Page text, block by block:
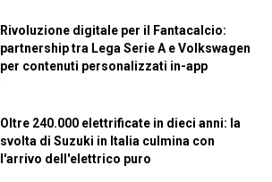
Rivoluzione digitale per il Fantacalcio:
partnership tra Lega Serie A e Volkswagen
per contenuti personalizzati in-app
Oltre 240.000 elettrificate in dieci anni: la
svolta di Suzuki in Italia culmina con
l'arrivo dell'elettrico puro